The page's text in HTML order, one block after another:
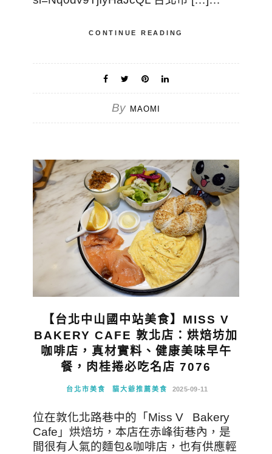
CONTINUE READING
By MAOMI
【台北中山國中站美食】MISS V
BAKERY CAFE 敦北店：烘焙坊加
咖啡店，真材實料、健康美味早午
餐，肉桂捲必吃名店 7076
台北市美食 貓大爺推薦美食 2025-09-11
位在敦化北路巷中的「Miss V Bakery
Cafe」烘焙坊，本店在赤峰街巷內，是
間很有人氣的麵包&咖啡店，也有供應輕